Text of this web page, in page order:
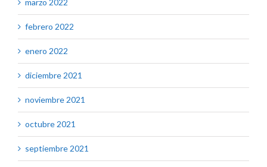
marzo 2022
febrero 2022
enero 2022
diciembre 2021
noviembre 2021
octubre 2021
septiembre 2021